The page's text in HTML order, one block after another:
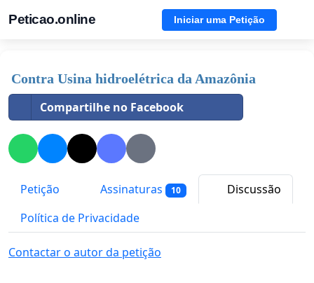
Peticao.online Iniciar uma Petição
Contra Usina hidroelétrica da Amazônia
Compartilhe no Facebook
Petição Assinaturas 10
Discussão
Política de Privacidade
Contactar o autor da petição